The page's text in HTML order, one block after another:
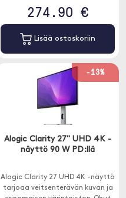
274.90 €
Lisää ostoskoriin
-13%
Alogic Clarity 27" UHD 4K -
näyttö 90 W PD:llä
Alogic Clarity 27 UHD 4K -näyttö
tarjoaa veitsenterävän kuvan ja